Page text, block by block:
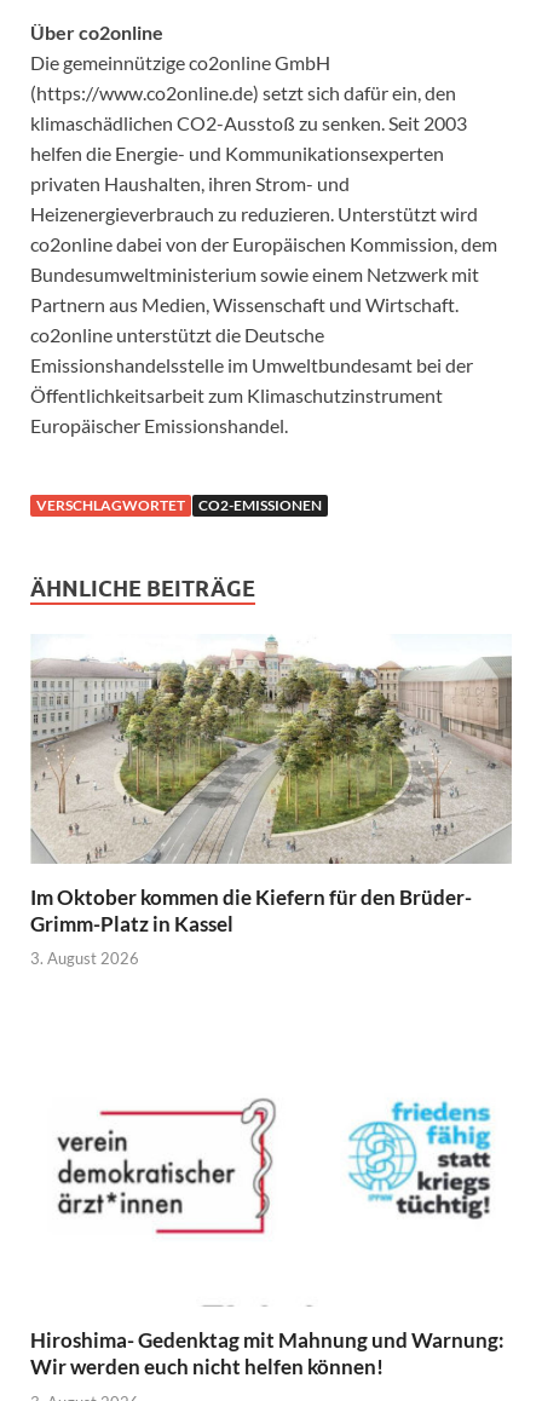
Über co2online
Die gemeinnützige co2online GmbH
(https://www.co2online.de) setzt sich dafür ein, den
klimaschädlichen CO2-Ausstoß zu senken. Seit 2003
helfen die Energie- und Kommunikationsexperten
privaten Haushalten, ihren Strom- und
Heizenergieverbrauch zu reduzieren. Unterstützt wird
co2online dabei von der Europäischen Kommission, dem
Bundesumweltministerium sowie einem Netzwerk mit
Partnern aus Medien, Wissenschaft und Wirtschaft.
co2online unterstützt die Deutsche
Emissionshandelsstelle im Umweltbundesamt bei der
Öffentlichkeitsarbeit zum Klimaschutzinstrument
Europäischer Emissionshandel.
VERSCHLAGWORTET CO2-EMISSIONEN
ÄHNLICHE BEITRÄGE
Im Oktober kommen die Kiefern für den Brüder-
Grimm-Platz in Kassel
3. August 2026
Hiroshima- Gedenktag mit Mahnung und Warnung:
Wir werden euch nicht helfen können!